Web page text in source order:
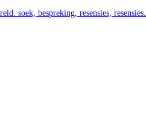
soek, bespreking, resensies, resensies.